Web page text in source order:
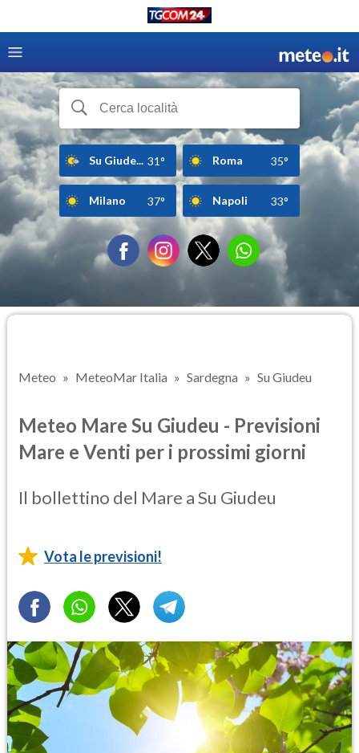
Su Giude... 31° Roma 35°
Milano 37° Napoli 33°
Meteo MeteoMar Italia Sardegna Su Giudeu
Meteo Mare Su Giudeu - Previsioni
Mare e Venti per i prossimi giorni
Il bollettino del Mare a Su Giudeu
Vota le previsioni!